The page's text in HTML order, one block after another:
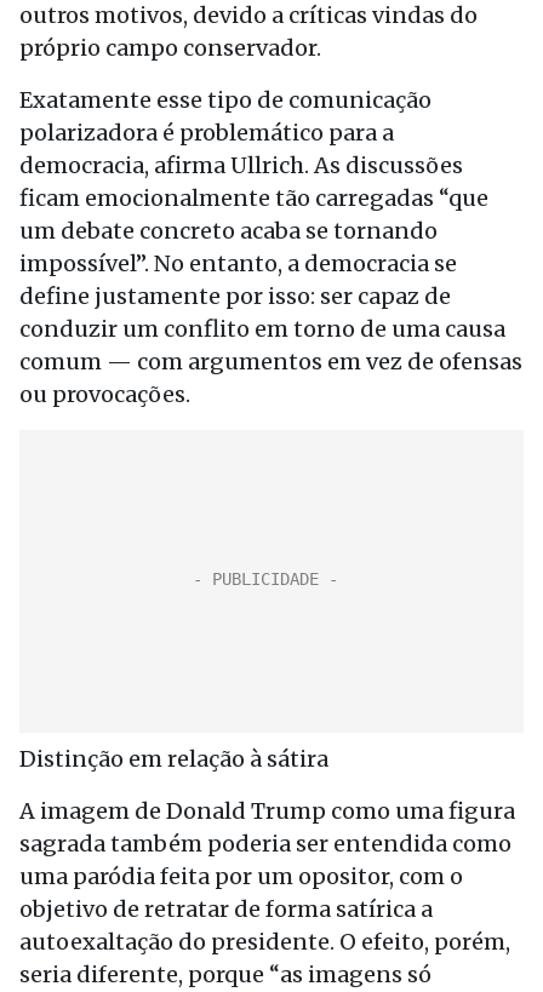
outros motivos, devido a críticas vindas do
próprio campo conservador.
Exatamente esse tipo de comunicação
polarizadora é problemático para a
democracia, afirma Ullrich. As discussões
ficam emocionalmente tão carregadas “que
um debate concreto acaba se tornando
impossível”. No entanto, a democracia se
define justamente por isso: ser capaz de
conduzir um conflito em torno de uma causa
comum — com argumentos em vez de ofensas
ou provocações.
Distinção em relação à sátira
A imagem de Donald Trump como uma figura
sagrada também poderia ser entendida como
uma paródia feita por um opositor, com o
objetivo de retratar de forma satírica a
autoexaltação do presidente. O efeito, porém,
seria diferente, porque “as imagens só